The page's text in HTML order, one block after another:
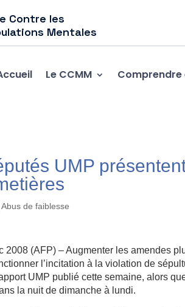
Contre les
Mentales
Le CCMM
UMP
Abus de faiblesse
2008 (AFP) – Augmenter les amendes
l’incitation à la violation de
UMP publié cette semaine, alors
la nuit de dimanche à lundi.